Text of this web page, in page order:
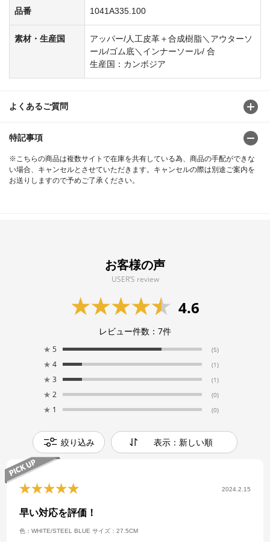
品番 1041A335.100
素材・生産国
アッパー/人工皮革＋合成樹脂＼アウターソ
ール/ゴム底＼インナーソール/ 合
生産国：カンボジア
よくあるご質問
特記事項
※こちらの商品は複数サイトで在庫を共有している為、商品の手配ができな
い場合、キャンセルとさせていただきます。キャンセルの際は別途ご案内を
お送りしますので予めご了承ください。
お客様の声
USER’S review
4.6
レビュー件数： 7件
★ 5 (5)
★ 4 (1)
★ 3 (1)
★ 2 (0)
★ 1 (0)
絞り込み 表示：新しい順
2024.2.15
早い対応を評価！
色：WHITE/STEEL BLUE サイズ：27.5CM